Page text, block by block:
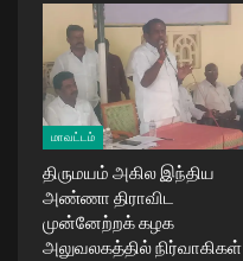
மாவட்டம்
திருமயம் அகில இந்திய
அண்ணா திராவிட
முன்னேற்றக் கழக
அலுவலகத்தில் நிர்வாகிகள்